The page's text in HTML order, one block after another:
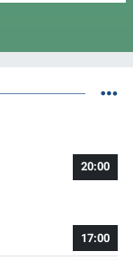
20:00
17:00